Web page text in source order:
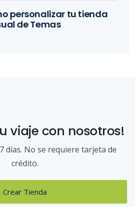
personalizar tu tienda
de Temas
viaje con nosotros!
días. No se requiere tarjeta de
crédito.
Crear Tienda